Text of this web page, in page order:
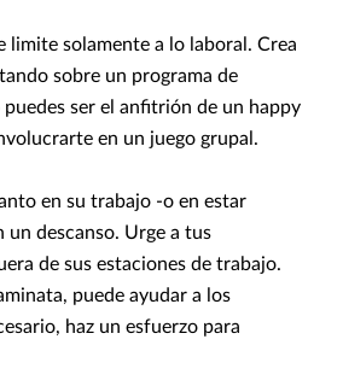
limite solamente a lo laboral. Crea
sobre un programa de
ser el anfitrión de un happy
en un juego grupal.
en su trabajo -o en estar
descanso. Urge a tus
de sus estaciones de trabajo.
puede ayudar a los
haz un esfuerzo para